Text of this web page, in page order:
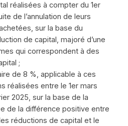
réalisées à compter du 1er
de l’annulation de leurs
sur la base du
de capital, majoré d’une
qui correspondent à des
;
de 8 %, applicable à ces
réalisées entre le 1er mars
2025, sur la base de la
de la différence positive entre
réductions de capital et le